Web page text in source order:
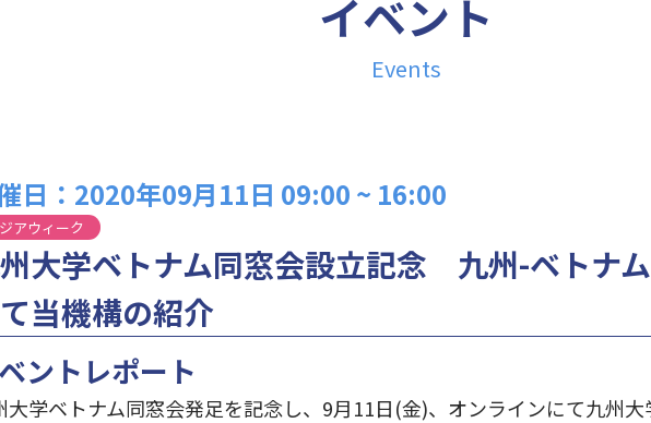
イベント
Events
日：2020年09月11日 09:00 ~ 16:00
アウィーク
大学ベトナム同窓会設立記念 九州-ベトナ
当機構の紹介
ントレポート
大学ベトナム同窓会発足を記念し、9月11日(金)、オンラインにて九州